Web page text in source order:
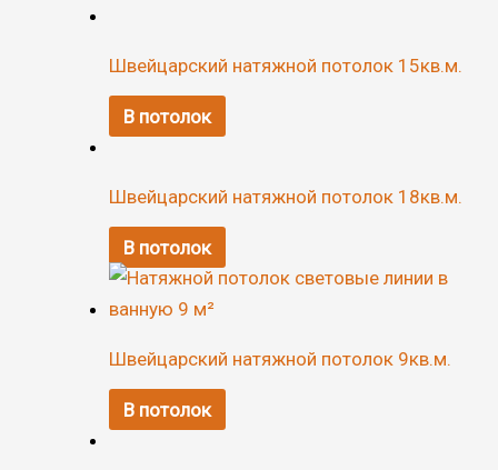
Швейцарский натяжной потолок 15кв.м.
В потолок
Швейцарский натяжной потолок 18кв.м.
В потолок
Швейцарский натяжной потолок 9кв.м.
В потолок